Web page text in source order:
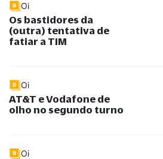
Oi
Os bastidores da
(outra) tentativa de
fatiar a TIM
Oi
AT&T e Vodafone de
olho no segundo turno
Oi